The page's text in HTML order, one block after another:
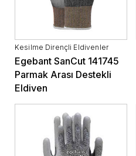
Kesilme Dirençli Eldivenler
Egebant SanCut 141745
Parmak Arası Destekli
Eldiven